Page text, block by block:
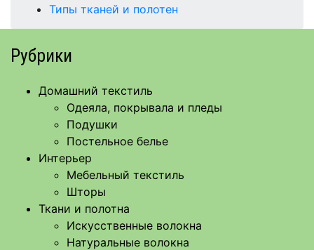
Типы тканей и полотен
Рубрики
Домашний текстиль
Одеяла, покрывала и пледы
Подушки
Постельное белье
Интерьер
Мебельный текстиль
Шторы
Ткани и полотна
Искусственные волокна
Натуральные волокна